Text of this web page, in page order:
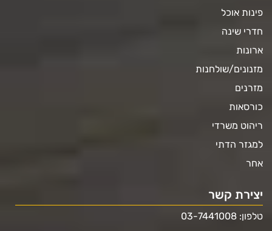
פינות אוכל
חדרי שינה
ארונות
מזנונים/שולחנות
מזרנים
כורסאות
ריהוט משרדי
למגזר הדתי
אחר
יצירת קשר
טלפון: 03-7441008